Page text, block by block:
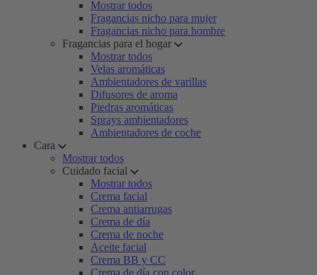
Mostrar todos
Fragancias nicho para mujer
Fragancias nicho para hombre
Fragancias para el hogar
Mostrar todos
Velas aromáticas
Ambientadores de varillas
Difusores de aroma
Piedras aromáticas
Sprays ambientadores
Ambientadores de coche
Cara
Mostrar todos
Cuidado facial
Mostrar todos
Crema facial
Crema antiarrugas
Crema de día
Crema de noche
Aceite facial
Crema BB y CC
Crema de día con color